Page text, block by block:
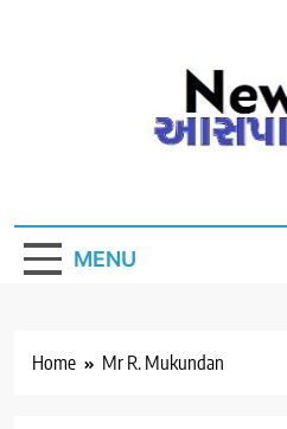
MENU
Home Mr R. Mukundan